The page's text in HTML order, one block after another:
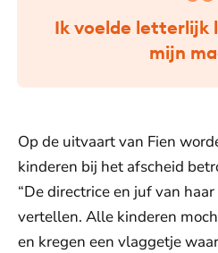
Ik voelde letterlijk
mijn
Op de uitvaart van Fien
kinderen bij het afscheid
“De directrice en juf van
vertellen. Alle kinderen
en kregen een vlaggetje